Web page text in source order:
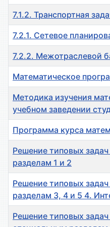
7.1.2. Транспортная
7.2.1. Сетевое
7.2.2. Межотраслевой
Математическое
Методика изучения
учебном заведении
Программа курса
Решение типовых
разделам 1 и 2
Решение типовых
разделам 3, 4 и 5 4.
Решение типовых